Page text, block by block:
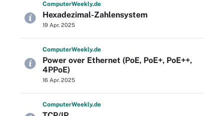
ComputerWeekly.de
Hexadezimal-Zahlensystem
19 Apr. 2025
ComputerWeekly.de
Power over Ethernet (PoE, PoE+, PoE++,
4PPoE)
16 Apr. 2025
ComputerWeekly.de